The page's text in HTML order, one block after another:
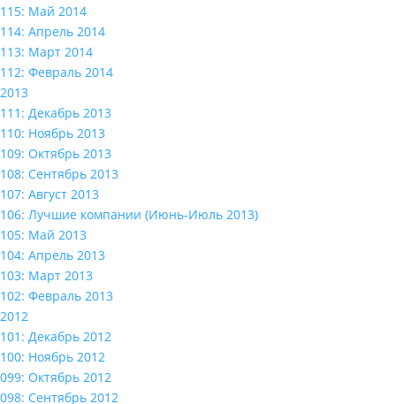
115: Май 2014
114: Апрель 2014
113: Март 2014
112: Февраль 2014
2013
111: Декабрь 2013
110: Ноябрь 2013
109: Октябрь 2013
108: Сентябрь 2013
107: Август 2013
106: Лучшие компании (Июнь-Июль 2013)
105: Май 2013
104: Апрель 2013
103: Март 2013
102: Февраль 2013
2012
101: Декабрь 2012
100: Ноябрь 2012
099: Октябрь 2012
098: Сентябрь 2012